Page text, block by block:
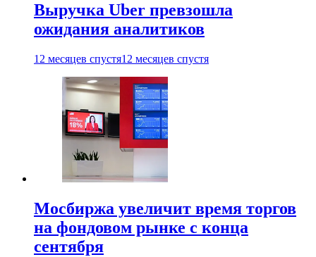
Выручка Uber превзошла
ожидания аналитиков
12 месяцев спустя12 месяцев спустя
Мосбиржа увеличит время торгов
на фондовом рынке с конца
сентября